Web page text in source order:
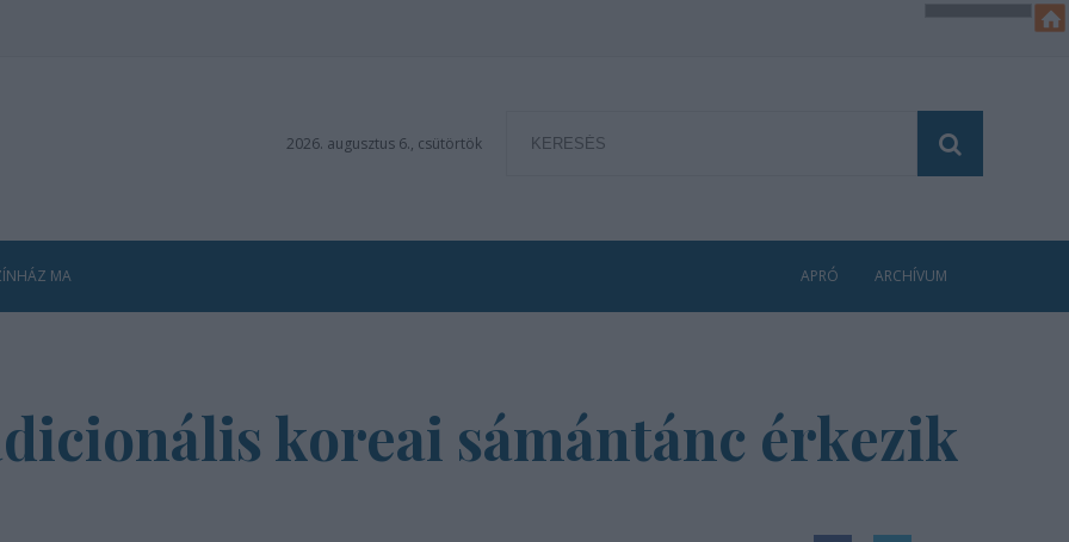
2026. augusztus 6., csütörtök
MA APRÓ ARCHÍVUM
koreai sámántánc érkezik